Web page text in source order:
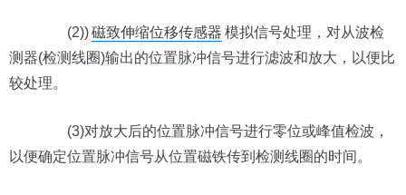
(2))磁致伸缩位移传感器 模拟信号处理，对从波检
测器(检测线圈)输出的位置脉冲信号进行滤波和放大，以便比
较处理。
(3)对放大后的位置脉冲信号进行零位或峰值检波，
以便确定位置脉冲信号从位置磁铁传到检测线圈的时间。